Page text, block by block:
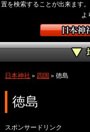
置を検索することが出来ます
よ
日本神社 » 四国 » 徳島
徳島
スポンサードリンク